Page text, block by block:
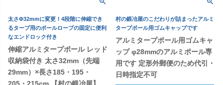
太さΦ32mmに変更！4段階に伸縮でき
るタープ用のポールロープの固定に便利
なエンドロック付き
伸縮アルミタープポール レッド
収納袋付き 太さ32mm（先端
29mm）×長さ185・195・
205・215cm 【村の鍛冶屋】
村の鍛冶屋のこだわりが詰まったアルミ
タープポール用ゴムキャップです
アルミタープポール用ゴムキャ
ップ φ28mmのアルミポール専
用です 定形外郵便のため代引・
日時指定不可